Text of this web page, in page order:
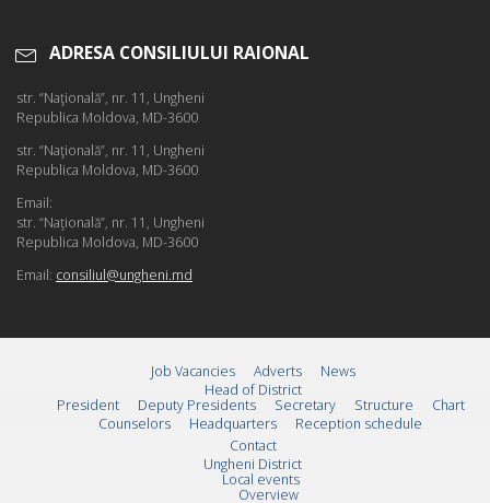
ADRESA CONSILIULUI RAIONAL
str. “Naţională”, nr. 11, Ungheni
Republica Moldova, MD-3600
str. “Naţională”, nr. 11, Ungheni
Republica Moldova, MD-3600
Email:
str. “Naţională”, nr. 11, Ungheni
Republica Moldova, MD-3600
Email: consiliul@ungheni.md
Job Vacancies Adverts
News
Head of District
President
Deputy Presidents Secretary Structure
Chart
Counselors
Headquarters
Reception schedule
Contact
Ungheni District
Local events
Overview